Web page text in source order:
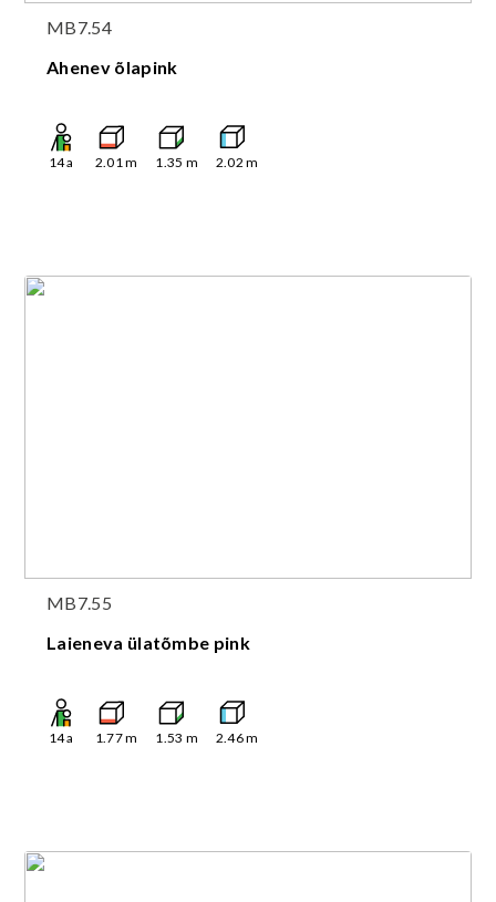
MB7.54
Ahenev õlapink
14a 2.01m 1.35 m 2.02 m
MB7.55
Laieneva ülatõmbe pink
14a 1.77m 1.53 m 2.46m